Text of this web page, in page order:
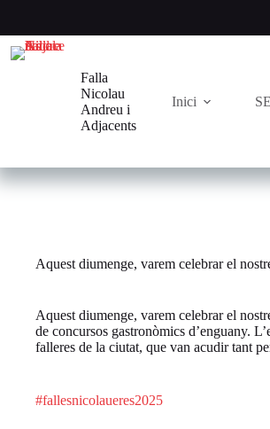
contenido
Falla
Nicolau
Andreu i
Adjacents
Inici
Aquest diumenge, varem celebrar el
Aquest diumenge, varem celebrar el
de concursos gastronòmics d’enguany.
falleres de la ciutat, que van acudir tant
#fallesnicolaueres2025